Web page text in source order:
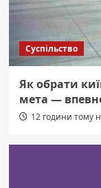
Суспільство
Як обрати
мета —
12 години тому